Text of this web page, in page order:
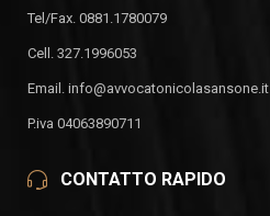
Tel/Fax. 0881.1780079
Cell. 327.1996053
Email. info@avvocatonicolasansone.it
P.iva 04063890711
CONTATTO RAPIDO